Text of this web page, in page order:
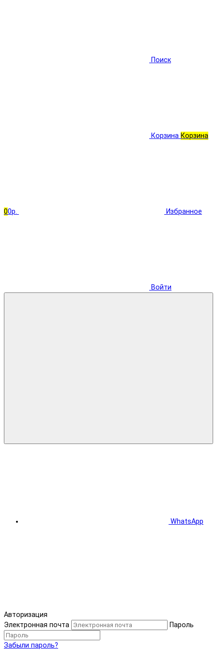
Поиск
Корзина Корзина
00р. Избранное
Войти
WhatsApp
Авторизация
Электронная почта
Пароль
Забыли пароль?